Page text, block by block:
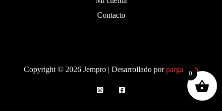
Contacto
Copyright © 2026 Jempro | Desarrollado porparga.tech
0